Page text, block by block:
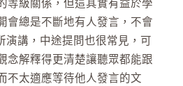
等級關係，但這其實有益於學
會總是不斷地有人發言，不會
演講，中途提問也很常見，可
念解釋得更清楚讓聽眾都能跟
不太適應等待他人發言的文